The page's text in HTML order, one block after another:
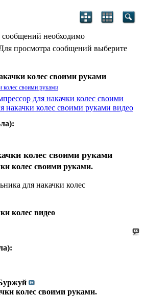
необходимо
просмотра сообщений выберите
колес своими руками
колес своими руками
для накачки колес своими
накачки колес своими руками видео
колес своими руками
колес своими руками.
для накачки колес
колес видео
колес своими руками.